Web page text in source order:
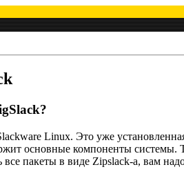
Linux. Это уже
основные компоненты системы.
пакеты в виде Zipslack-а, вам